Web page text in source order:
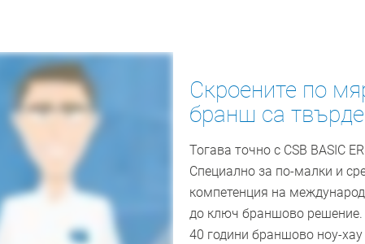
Скроените по
бранш са
Тогава точно с CSB BASIC
Специално за по-малки и
компетенция на
до ключ браншово решение.
40 години браншово ноу-